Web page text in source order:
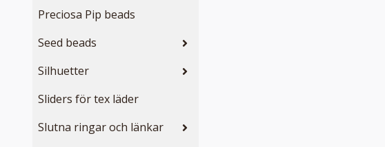
Preciosa Pip beads
Seed beads
Silhuetter
Sliders för tex läder
Slutna ringar och länkar